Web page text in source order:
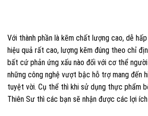
Với thành phần là kẽm chất lượng cao, dễ
hiệu quả rất cao, lượng kẽm đúng theo chỉ
bất cứ phản ứng xấu nào đối với cơ thể người
những công nghệ vượt bậc hỗ trợ mang đến
tuyệt vời. Cụ thể thì khi sử dụng thực phẩm
Thiên Sư thì các bạn sẽ nhận được các lợi ích